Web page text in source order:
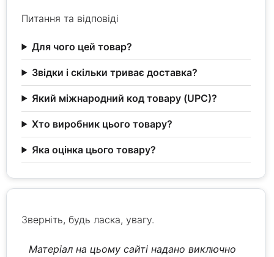
Питання та відповіді
Для чого цей товар?
Звідки і скільки триває доставка?
Який міжнародний код товару (UPC)?
Хто виробник цього товару?
Яка оцінка цього товару?
Зверніть, будь ласка, увагу.
Матеріал на цьому сайті надано виключно